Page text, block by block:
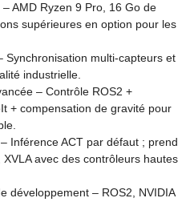
AMD Ryzen 9 Pro, 16 Go de
supérieures en option pour les
Synchronisation multi-capteurs et
industrielle.
– Contrôle ROS2 +
+ compensation de gravité pour
Inférence ACT par défaut ; prend
avec des contrôleurs hautes
développement – ​​ROS2, NVIDIA